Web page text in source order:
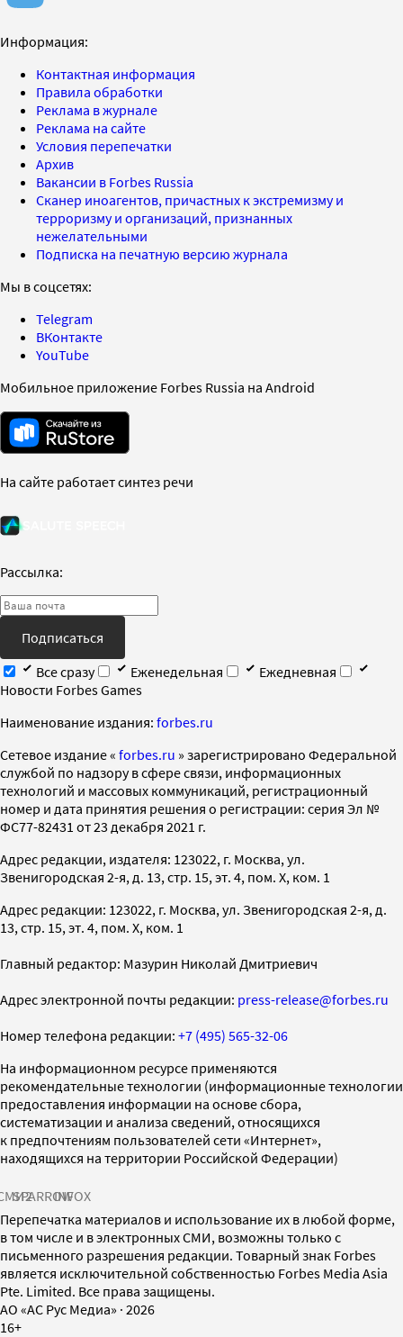
Информация:
Контактная информация
Правила обработки
Реклама в журнале
Реклама на сайте
Условия перепечатки
Архив
Вакансии в Forbes Russia
Сканер иноагентов, причастных к экстремизму и
терроризму и организаций, признанных
нежелательными
Подписка на печатную версию журнала
Мы в соцсетях:
Telegram
ВКонтакте
YouTube
Мобильное приложение Forbes Russia на Android
На сайте работает синтез речи
Рассылка:
Подписаться
Все сразу
Еженедельная
Ежедневная
Новости Forbes Games
Наименование издания: forbes.ru
Cетевое издание « forbes.ru » зарегистрировано Федеральной
службой по надзору в сфере связи, информационных
технологий и массовых коммуникаций, регистрационный
номер и дата принятия решения о регистрации: серия Эл №
ФС77-82431 от 23 декабря 2021 г.
Адрес редакции, издателя: 123022, г. Москва, ул.
Звенигородская 2-я, д. 13, стр. 15, эт. 4, пом. X, ком. 1
Адрес редакции: 123022, г. Москва, ул. Звенигородская 2-я, д.
13, стр. 15, эт. 4, пом. X, ком. 1
Главный редактор: Мазурин Николай Дмитриевич
Адрес электронной почты редакции: press-release@forbes.ru
Номер телефона редакции: +7 (495) 565-32-06
На информационном ресурсе применяются
рекомендательные технологии (информационные технологии
предоставления информации на основе сбора,
систематизации и анализа сведений, относящихся
к предпочтениям пользователей сети «Интернет»,
находящихся на территории Российской Федерации)
SPARROWINFOX
Перепечатка материалов и использование их в любой форме,
в том числе и в электронных СМИ, возможны только с
письменного разрешения редакции. Товарный знак Forbes
является исключительной собственностью Forbes Media Asia
Pte. Limited. Все права защищены.
AO «АС Рус Медиа» · 2026
16+